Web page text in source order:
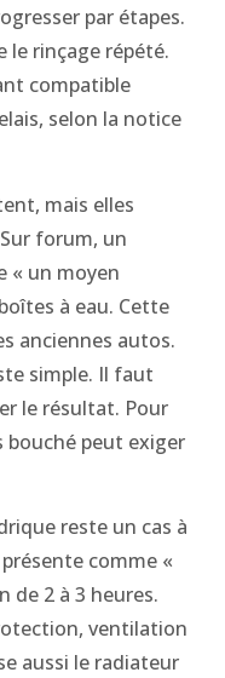
par étapes.
le rinçage répété.
compatible
selon la notice
mais elles
forum, un
« un moyen
à eau. Cette
anciennes autos.
simple. Il faut
le résultat. Pour
bouché peut exiger
reste un cas à
comme «
de 2 à 3 heures.
ventilation
aussi le radiateur